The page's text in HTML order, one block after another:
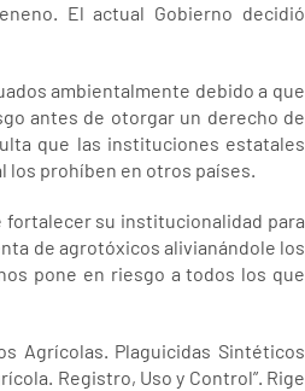
El actual Gobierno decidió
ambientalmente debido a que
antes de otorgar un derecho de
que las instituciones estatales
los prohíben en otros países.
fortalecer su institucionalidad para
de agrotóxicos alivianándole los
pone en riesgo a todos los que
Agrícolas. Plaguicidas Sintéticos
Registro, Uso y Control”. Rige